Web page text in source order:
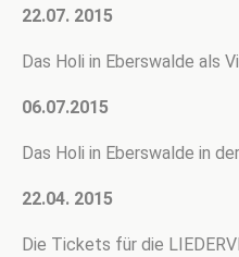
22.07. 2015
Das Holi in Eberswalde als
06.07.2015
Das Holi in Eberswalde in
22.04. 2015
Die Tickets für die